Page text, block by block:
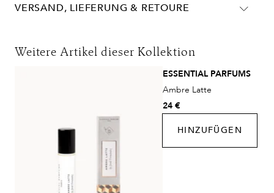
VERSAND, LIEFERUNG & RETOURE
Sie bitte die abweichenden Bedingungen. Für den Versand ins
Ausland gelten andere Versandkosten.
Weitere Artikel dieser Kollektion
ESSENTIAL PARFUMS
Ambre Latte
24 €
HINZUFÜGEN